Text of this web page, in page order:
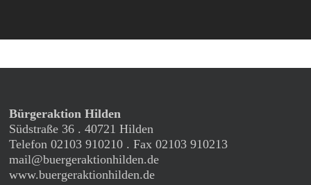
Bürgeraktion Hilden
Südstraße 36 . 40721 Hilden
Telefon 02103 910210 . Fax 02103 910213
mail@buergeraktionhilden.de
www.buergeraktionhilden.de